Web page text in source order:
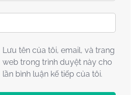
Lưu tên của tôi, email, và trang
web trong trình duyệt này cho
lần bình luận kế tiếp của tôi.